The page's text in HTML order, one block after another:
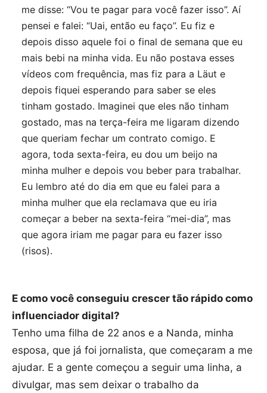
me disse: “Vou te pagar para você fazer isso”. Aí
pensei e falei: “Uai, então eu faço”. Eu fiz e
depois disso aquele foi o final de semana que eu
mais bebi na minha vida. Eu não postava esses
vídeos com frequência, mas fiz para a Läut e
depois fiquei esperando para saber se eles
tinham gostado. Imaginei que eles não tinham
gostado, mas na terça-feira me ligaram dizendo
que queriam fechar um contrato comigo. E
agora, toda sexta-feira, eu dou um beijo na
minha mulher e depois vou beber para trabalhar.
Eu lembro até do dia em que eu falei para a
minha mulher que ela reclamava que eu iria
começar a beber na sexta-feira “mei-dia”, mas
que agora iriam me pagar para eu fazer isso
(risos).
E como você conseguiu crescer tão rápido como
influenciador digital?
Tenho uma filha de 22 anos e a Nanda, minha
esposa, que já foi jornalista, que começaram a me
ajudar. E a gente começou a seguir uma linha, a
divulgar, mas sem deixar o trabalho da